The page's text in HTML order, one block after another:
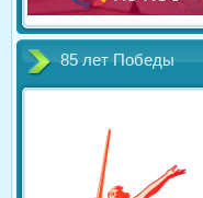
85 лет Победы